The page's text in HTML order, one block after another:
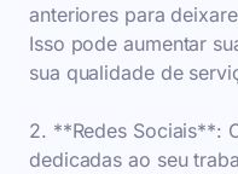
anteriores para
Isso pode aumentar
sua qualidade de
2. **Redes Sociais**:
dedicadas ao seu